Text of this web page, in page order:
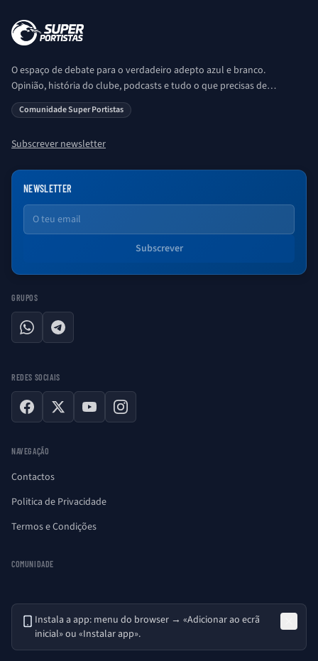
O espaço de debate para o verdadeiro adepto azul e branco.
Opinião, história do clube, podcasts e tudo o que precisas de
saber sobre o universo Porto. Ser Porto é aqui!
Comunidade Super Portistas
Subscrever newsletter
NEWSLETTER
Email
Subscrever
GRUPOS
WhatsAppTelegram
REDES SOCIAIS
Facebook
X YouTubeInstagram
NAVEGAÇÃO
Contactos
Politica de Privacidade
Termos e Condições
COMUNIDADE
Instala a app: menu do browser → «Adicionar ao ecrã
inicial» ou «Instalar app».